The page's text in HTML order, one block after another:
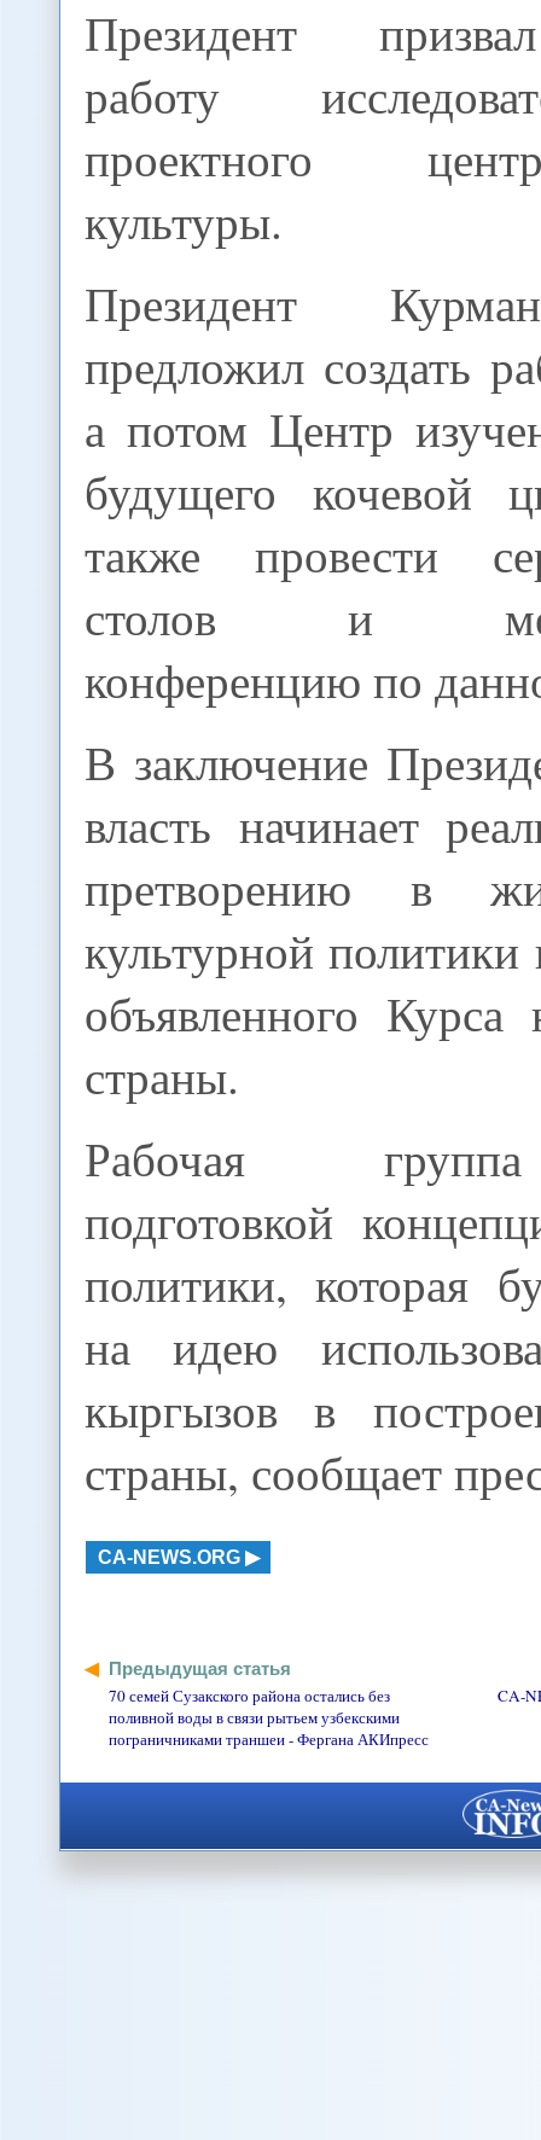
Президент
работу
проектного
культуры.
Президент
предложил создать
а потом Центр
будущего кочевой
также провести
столов и
конференцию по
В заключение
власть начинает
претворению в
культурной политики
объявленного Курса
страны.
Рабочая
подготовкой
политики, которая
на идею
кыргызов в
страны, сообщает
CA-NEWS.ORG
Предыдущая статья
70 семей Сузакского района остались без
поливной воды в связи рытьем узбекскими
пограничниками траншеи - Фергана АКИпресс
CA-